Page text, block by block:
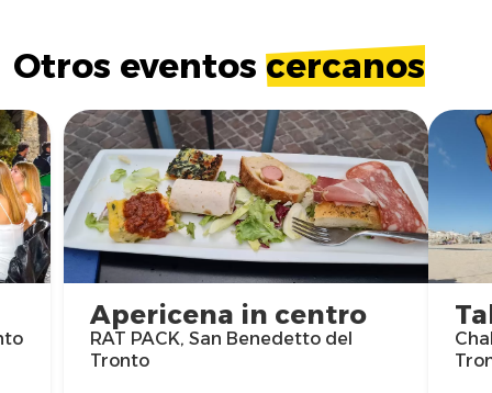
Otros eventos cercanos
Apericena in centro
RAT PACK, San Benedetto del
Tronto